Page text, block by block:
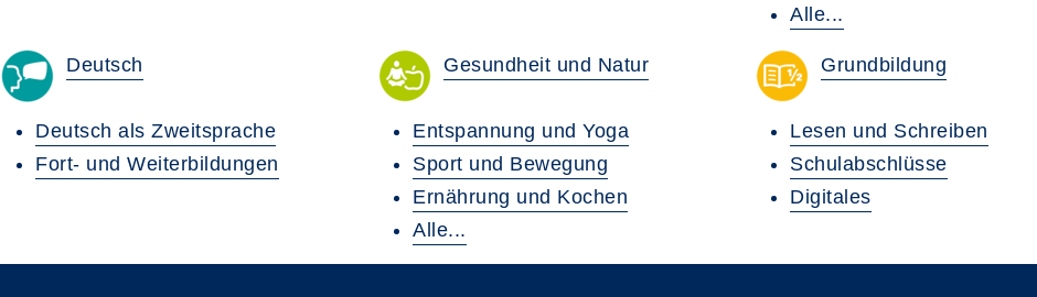
Alle...
Deutsch
Deutsch als Zweitsprache
Fort- und Weiterbildungen
Gesundheit und Natur
Entspannung und Yoga
Sport und Bewegung
Ernährung und Kochen
Alle...
Grundbildung
Lesen und Schreiben
Schulabschlüsse
Digitales